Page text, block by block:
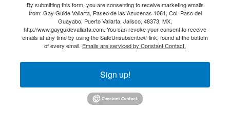
By submitting this form, you are consenting to receive marketing emails
from: Gay Guide Vallarta, Paseo de las Azucenas 1061, Col. Paso del
Guayabo, Puerto Vallarta, Jalisco, 48373, MX,
http://www.gayguidevallarta.com. You can revoke your consent to receive
emails at any time by using the SafeUnsubscribe® link, found at the bottom
of every email. Emails are serviced by Constant Contact.
Sign up!